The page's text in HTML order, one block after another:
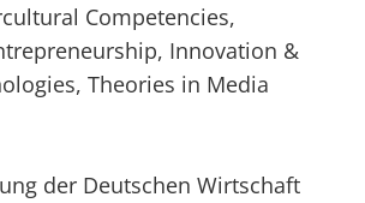
Competencies,
Innovation &
Theories in Media
der Deutschen Wirtschaft